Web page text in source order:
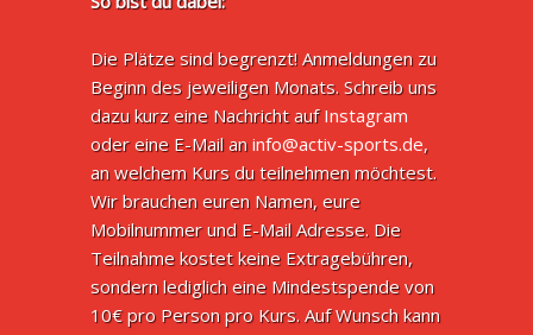
Die Plätze sind begrenzt! Anmeldungen zu
Beginn des jeweiligen Monats. Schreib uns
dazu kurz eine Nachricht aufInstagram
oder eine E-Mail aninfo@activ-sports.de,
an welchem Kurs du teilnehmen möchtest.
Wir brauchen euren Namen, eure
Mobilnummer und E-Mail Adresse. Die
Teilnahme kostet keine Extragebühren,
sondern lediglich eine Mindestspende von
10€ pro Person pro Kurs. Auf Wunsch kann